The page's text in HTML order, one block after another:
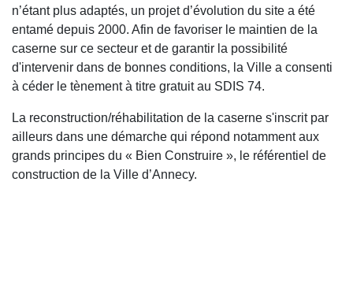
n’étant plus adaptés, un projet d’évolution du site a été
entamé depuis 2000. Afin de favoriser le maintien de la
caserne sur ce secteur et de garantir la possibilité
d'intervenir dans de bonnes conditions, la Ville a consenti
à céder le tènement à titre gratuit au SDIS 74.
La reconstruction/réhabilitation de la caserne s'inscrit par
ailleurs dans une démarche qui répond notamment aux
grands principes du « Bien Construire », le référentiel de
construction de la Ville d’Annecy.